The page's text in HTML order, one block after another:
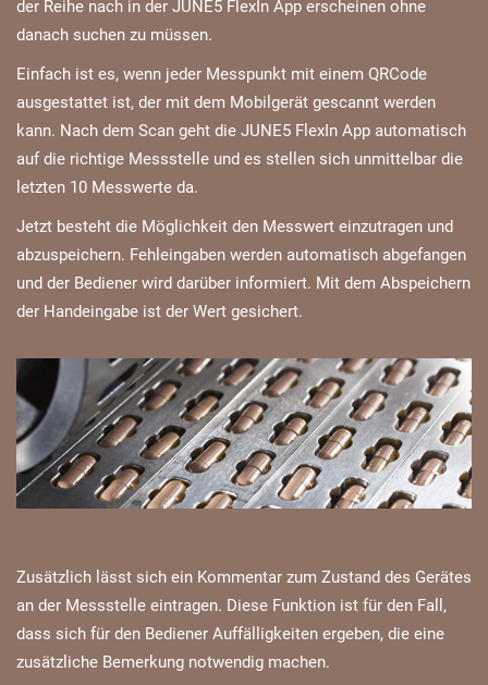
der Reihe nach in der JUNE5 FlexIn App erscheinen ohne
danach suchen zu müssen.
Einfach ist es, wenn jeder Messpunkt mit einem QRCode
ausgestattet ist, der mit dem Mobilgerät gescannt werden
kann. Nach dem Scan geht die JUNE5 FlexIn App automatisch
auf die richtige Messstelle und es stellen sich unmittelbar die
letzten 10 Messwerte da.
Jetzt besteht die Möglichkeit den Messwert einzutragen und
abzuspeichern. Fehleingaben werden automatisch abgefangen
und der Bediener wird darüber informiert. Mit dem Abspeichern
der Handeingabe ist der Wert gesichert.
Zusätzlich lässt sich ein Kommentar zum Zustand des Gerätes
an der Messstelle eintragen. Diese Funktion ist für den Fall,
dass sich für den Bediener Auffälligkeiten ergeben, die eine
zusätzliche Bemerkung notwendig machen.